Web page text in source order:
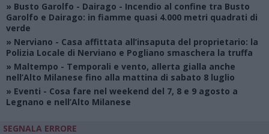
» Busto Garolfo - Dairago - Incendio al confine tra Busto
Garolfo e Dairago: in fiamme quasi 4.000 metri quadrati di
verde
» Nerviano - Casa affittata all’insaputa del proprietario: la
Polizia Locale di Nerviano e Pogliano smaschera la truffa
» Maltempo - Temporali e vento, allerta gialla anche
nell’Alto Milanese fino alla mattina di sabato 8 luglio
» Eventi - Cosa fare nel weekend del 7, 8 e 9 agosto a
Legnano e nell’Alto Milanese
SEGNALA ERRORE